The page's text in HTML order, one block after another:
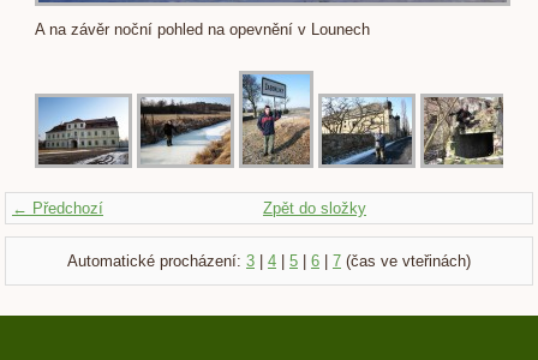
A na závěr noční pohled na opevnění v Lounech
← Předchozí Zpět do složky
Automatické procházení: 3 | 4 | 5 | 6 | 7 (čas ve vteřinách)